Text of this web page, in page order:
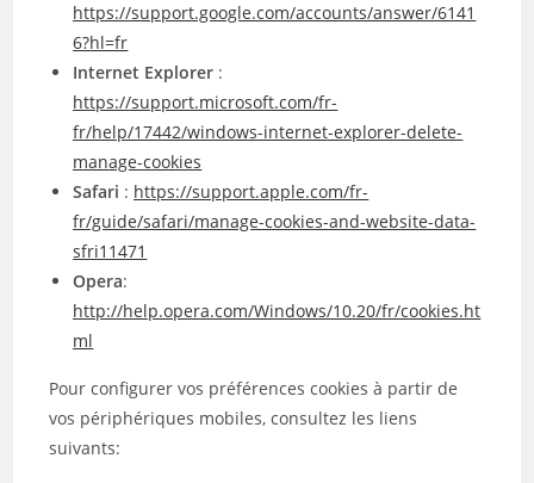
https://support.google.com/accounts/answer/6141
6?hl=fr
Internet Explorer :
https://support.microsoft.com/fr-
fr/help/17442/windows-internet-explorer-delete-
manage-cookies
Safari : https://support.apple.com/fr-
fr/guide/safari/manage-cookies-and-website-data-
sfri11471
Opera:
http://help.opera.com/Windows/10.20/fr/cookies.ht
ml
Pour configurer vos préférences cookies à partir de
vos périphériques mobiles, consultez les liens
suivants: